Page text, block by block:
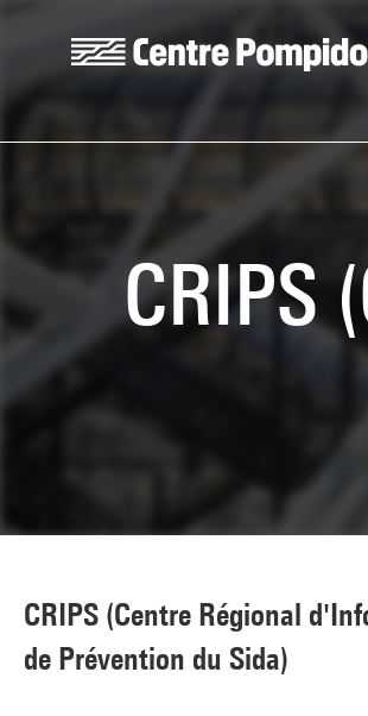
CRIPS
CRIPS (Centre Régional
de Prévention du Sida)